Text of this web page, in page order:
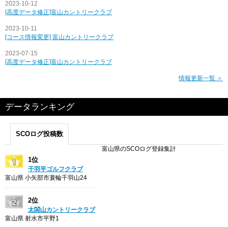
2023-10-12
[高度データ修正]富山カントリークラブ
2023-10-11
[コース情報変更] 富山カントリークラブ
2023-07-15
[高度データ修正]富山カントリークラブ
情報更新一覧 ＞
データランキング
SCOログ投稿数
富山県のSCOログ登録集計
1位
千羽平ゴルフクラブ
富山県 小矢部市蓑輪千羽山24
2位
太閤山カントリークラブ
富山県 射水市平野1